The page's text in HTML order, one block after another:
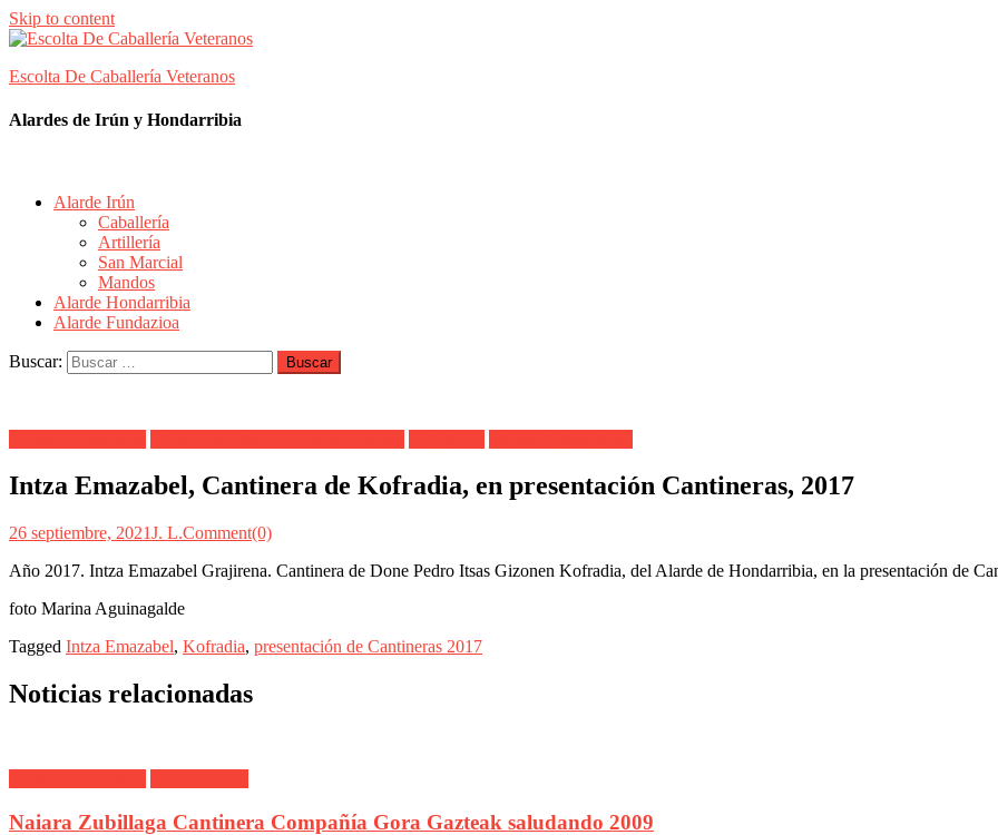
Skip to content
Escolta De Caballería Veteranos
Alardes de Irún y Hondarribia
Alarde Irún
Caballería
Artillería
San Marcial
Mandos
Alarde Hondarribia
Alarde Fundazioa
Buscar:
Intza Emazabel, Cantinera de Kofradia, en presentación Cantineras, 2017
26 septiembre, 2021J. L.Comment(0)
Año 2017. Intza Emazabel Grajirena. Cantinera de Done Pedro Itsas Gizonen Kofradia, del Alarde de Hondarribia, en la presentación de
foto Marina Aguinagalde
Tagged Intza Emazabel, Kofradia, presentación de Cantineras 2017
Noticias relacionadas
Naiara Zubillaga Cantinera Compañía Gora Gazteak saludando 2009